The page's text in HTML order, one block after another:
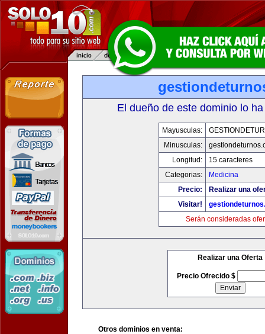
El dueño de este dominio lo
Mayusculas:
Minusculas:
Longitud:
15 caracteres
Categorias:
Medicina
Precio:
Realizar una
Visitar!
Serán consideradas
Realizar una Oferta
Precio Ofrecido $
Otros dominios en venta: